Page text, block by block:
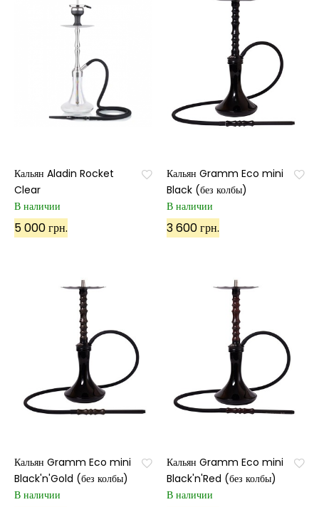
Кальян Aladin Rocket
Clear
В наличии
5 000 грн.
Кальян Gramm Eco mini
Black (без колбы)
В наличии
3 600 грн.
Кальян Gramm Eco mini
Black'n'Gold (без колбы)
В наличии
Кальян Gramm Eco mini
Black'n'Red (без колбы)
В наличии